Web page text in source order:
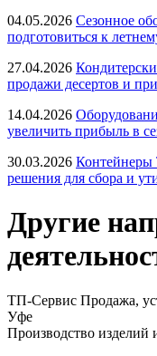
04.05.2026 Сезонное
подготовиться к
27.04.2026
продажи десертов и
14.04.2026
увеличить прибыль в
30.03.2026
решения для сбора и
Другие
ТП-Сервис Продажа,
Уфе
Производство изделий